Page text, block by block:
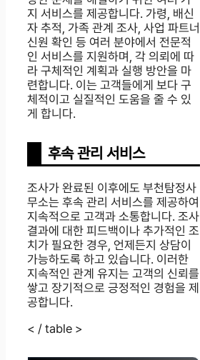
지 서비스를 제공합니다. 가령, 배신
자 추적, 가족 관계 조사, 사업 파트너
신원 확인 등 여러 분야에서 전문적
인 서비스를 지원하며, 각 의뢰에 따
라 구체적인 계획과 실행 방안을 마
련합니다. 이는 고객들에게 보다 구
체적이고 실질적인 도움을 줄 수 있
게 합니다.
후속 관리 서비스
조사가 완료된 이후에도 부천탐정사
무소는 후속 관리 서비스를 제공하여
지속적으로 고객과 소통합니다. 조사
결과에 대한 피드백이나 추가적인 조
치가 필요한 경우, 언제든지 상담이
가능하도록 하고 있습니다. 이러한
지속적인 관계 유지는 고객의 신뢰를
쌓고 장기적으로 긍정적인 경험을 제
공합니다.
< / table >